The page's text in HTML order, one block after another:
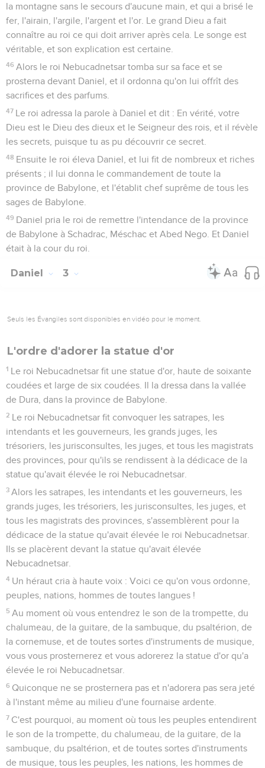
la montagne sans le secours d'aucune main, et qui a brisé le
fer, l'airain, l'argile, l'argent et l'or. Le grand Dieu a fait
connaître au roi ce qui doit arriver après cela. Le songe est
véritable, et son explication est certaine.
46 Alors le roi Nebucadnetsar tomba sur sa face et se
prosterna devant Daniel, et il ordonna qu'on lui offrît des
sacrifices et des parfums.
47 Le roi adressa la parole à Daniel et dit : En vérité, votre
Dieu est le Dieu des dieux et le Seigneur des rois, et il révèle
les secrets, puisque tu as pu découvrir ce secret.
48 Ensuite le roi éleva Daniel, et lui fit de nombreux et riches
présents ; il lui donna le commandement de toute la
province de Babylone, et l'établit chef suprême de tous les
sages de Babylone.
49 Daniel pria le roi de remettre l'intendance de la province
de Babylone à Schadrac, Méschac et Abed Nego. Et Daniel
était à la cour du roi.
Daniel 3
Seuls les Évangiles sont disponibles en vidéo pour le moment.
L'ordre d'adorer la statue d'or
1 Le roi Nebucadnetsar fit une statue d'or, haute de soixante
coudées et large de six coudées. Il la dressa dans la vallée
de Dura, dans la province de Babylone.
2 Le roi Nebucadnetsar fit convoquer les satrapes, les
intendants et les gouverneurs, les grands juges, les
trésoriers, les jurisconsultes, les juges, et tous les magistrats
des provinces, pour qu'ils se rendissent à la dédicace de la
statue qu'avait élevée le roi Nebucadnetsar.
3 Alors les satrapes, les intendants et les gouverneurs, les
grands juges, les trésoriers, les jurisconsultes, les juges, et
tous les magistrats des provinces, s'assemblèrent pour la
dédicace de la statue qu'avait élevée le roi Nebucadnetsar.
Ils se placèrent devant la statue qu'avait élevée
Nebucadnetsar.
4 Un héraut cria à haute voix : Voici ce qu'on vous ordonne,
peuples, nations, hommes de toutes langues !
5 Au moment où vous entendrez le son de la trompette, du
chalumeau, de la guitare, de la sambuque, du psaltérion, de
la cornemuse, et de toutes sortes d'instruments de musique,
vous vous prosternerez et vous adorerez la statue d'or qu'a
élevée le roi Nebucadnetsar.
6 Quiconque ne se prosternera pas et n'adorera pas sera jeté
à l'instant même au milieu d'une fournaise ardente.
7 C'est pourquoi, au moment où tous les peuples entendirent
le son de la trompette, du chalumeau, de la guitare, de la
sambuque, du psaltérion, et de toutes sortes d'instruments
de musique, tous les peuples, les nations, les hommes de